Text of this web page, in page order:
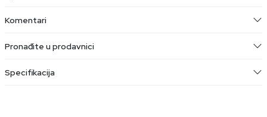
Komentari
Pronađite u prodavnici
Specifikacija